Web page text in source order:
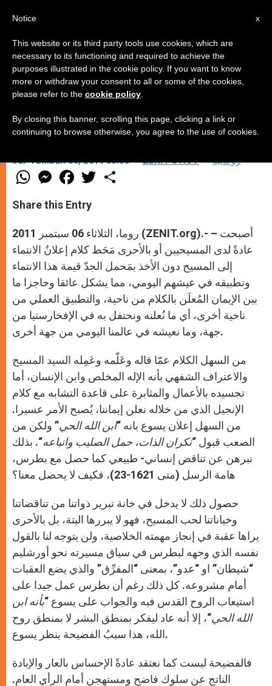
إتّباع المسيح، فضيلة أم فضيحة؟
بقلم الأب الياس شخطورة الأنطوني
SEPTEMBER 06, 2011 00:00 ZENIT STAFF روحانيّة
W
h
t
s
p
p
M
e
s
e
g
e
r
F
a
e
b
o
k
w
r
Share this Entry
روما، الثلاثاء 06 سبتمبر 2011 (ZENIT.org).- – أصبحت
عادةً لدى المسيحيين أو بالأحرى مَحَط كلام إعلانُ الانتماء
إلى المسيح دون الأخذ بمَحمل الجدّ قيمة هذا الانتماء
وتطبيقه في عيشهم اليومي، مما يشكل عائقا وحاجزا ما
بين الإيمان المُعلَن بالكلام من ناحية، والتطبيق العملي من
ناحية أخرى، أي ما نُعلنه ونحتفل به في الإفخارستيا من
جهة، وما نعيشه في عالمنا اليومي من جهة أخرى.
من السهل الكلام عمّا قاله وعَلّمه وعَمِله السيد المسيح
والاعتراف الشفهي بأنه الإله المخلص وابن الإنسان، أما
تجسيده بالأعمال والمثابرة على قاعدة التشابه مع كلام
الإنجيل الذي من خلاله نعلن إيماننا، يُصبح الأمر عسيرا.
من السهل إعلان يسوع بانه “ابن الله الحي” ولكن من
الصعب قبول “نكران الذات، حمل الصليب واتباعه“. بذلك
نبرهن عن تناقض إنساني- طبيعي كما حصل مع بطرس،
هامة الرسل (متى 1621-23)، فكيف لا يحصل معنا؟
حصول ذلك لا يدخل في خانة تبرير ذواتنا من تناقضاتنا
وخياناتنا لحب المسيح، فهو لا يبررها البتة، بل بالأحرى
يراها عقبة في إنجاز مهمته الخلاصية، ولن يتوجه لنا بالقول
نفسه الذي وجهه لبطرس في سياق مسيرته نحو أورشليم
“شيطان” او “عدو”، بمعنى “المفرِّق” والذي يضع العقبات
أمام مشروعه. كل ذلك رغم أن بطرس عمل جيدا على
استيعاب الروح القدس فيه والجواب على يسوع “بأنه ابن
الله الحي“، إلا أنه عاد ليفكر بمنطق البشر لا بمنطق روح
الله، هذا سببُ الفضيحة بنظر يسوع.
فالفضيحة ليست كما نعتقد عادةً الإحساس بالعار والإبادة
الناتج عن سلوك فاضح ومستهجن أمام الرأي العام.
x
Notice
This website or its third party tools use cookies, which are
necessary to its functioning and required to achieve the
purposes illustrated in the cookie policy. If you want to know
more or withdraw your consent to all or some of the cookies,
please refer to the cookie policy
By closing this banner, scrolling this page, clicking a link or
continuing to browse otherwise, you agree to the use of cookies.